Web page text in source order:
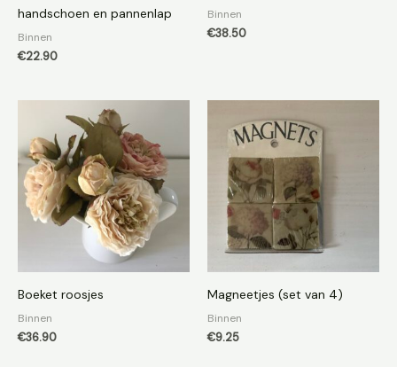
handschoen en pannenlap
Binnen
€22.90
Binnen
€38.50
Boeket roosjes
Binnen
€36.90
Magneetjes (set van 4)
Binnen
€9.25